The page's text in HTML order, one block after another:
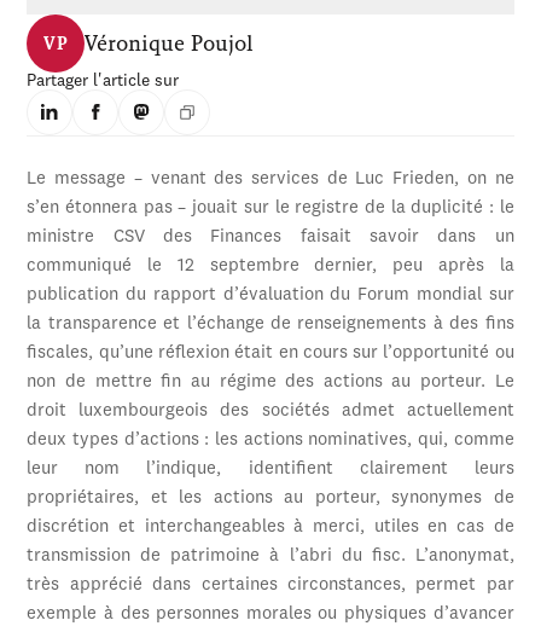
VP Véronique Poujol
Partager l'article sur
Le message – venant des services de Luc Frieden, on ne
s’en étonnera pas – jouait sur le registre de la duplicité : le
ministre CSV des Finances faisait savoir dans un
communiqué le 12 septembre dernier, peu après la
publication du rapport d’évaluation du Forum mondial sur
la transparence et l’échange de renseignements à des fins
fiscales, qu’une réflexion était en cours sur l’opportunité ou
non de mettre fin au régime des actions au porteur. Le
droit luxembourgeois des sociétés admet actuellement
deux types d’actions : les actions nominatives, qui, comme
leur nom l’indique, identifient clairement leurs
propriétaires, et les actions au porteur, synonymes de
discrétion et interchangeables à merci, utiles en cas de
transmission de patrimoine à l’abri du fisc. L’anonymat,
très apprécié dans certaines circonstances, permet par
exemple à des personnes morales ou physiques d’avancer